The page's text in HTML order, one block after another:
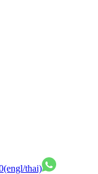
(engl/thai)